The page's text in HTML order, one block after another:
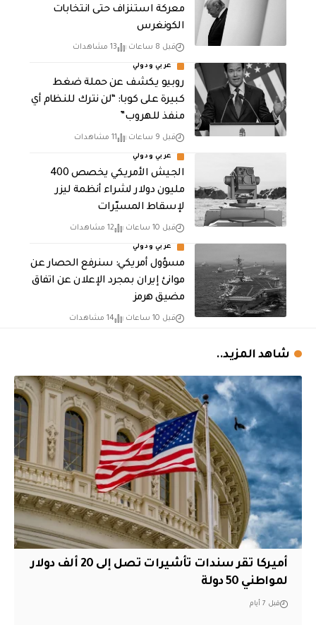
معركة استنزاف حتى انتخابات
الكونغرس
قبل 8 ساعات 13 مشاهدات
عربي ودولي
روبيو يكشف عن حملة ضغط
كبيرة على كوبا: “لن نترك للنظام أي
منفذ للهروب”
قبل 9 ساعات 11 مشاهدات
عربي ودولي
الجيش الأمريكي يخصص 400
مليون دولار لشراء أنظمة ليزر
لإسقاط المسيّرات
قبل 10 ساعات 12 مشاهدات
عربي ودولي
مسؤول أمريكي: سنرفع الحصار عن
موانئ إيران بمجرد الإعلان عن اتفاق
مضيق هرمز
قبل 10 ساعات 14 مشاهدات
شاهد المزيد..
أميركا تقر سندات تأشيرات تصل إلى 20 ألف دولار
لمواطني 50 دولة
قبل 7 أيام